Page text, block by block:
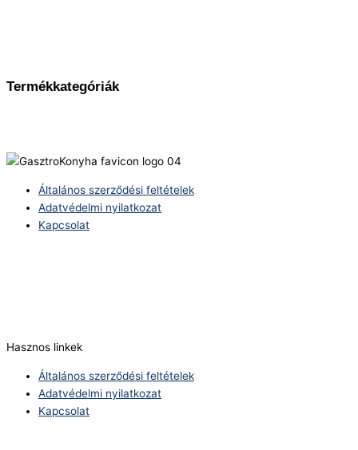
Termékkategóriák
Általános szerződési feltételek
Adatvédelmi nyilatkozat
Kapcsolat
Hasznos linkek
Általános szerződési feltételek
Adatvédelmi nyilatkozat
Kapcsolat